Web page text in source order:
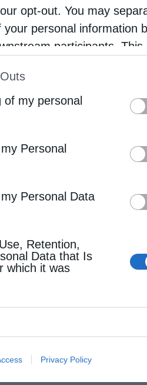
opt-out. You may
personal information
participants. This
that may further
of my personal
Personal
Personal Data
Retention,
Data that Is
which it was
Privacy Policy